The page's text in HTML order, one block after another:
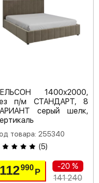
1400х2000,
п/м СТАНДАРТ, 8
серый шелк,
товара: 255340
(5)
112990 Р
-20 %
141 240